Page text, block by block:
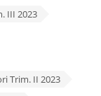
III 2023
Trim. II 2023